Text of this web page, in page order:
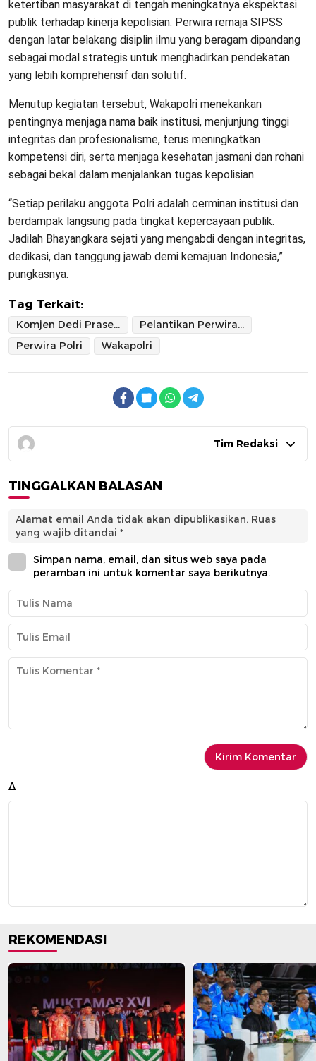
ketertiban masyarakat di tengah meningkatnya ekspektasi
publik terhadap kinerja kepolisian. Perwira remaja SIPSS
dengan latar belakang disiplin ilmu yang beragam dipandang
sebagai modal strategis untuk menghadirkan pendekatan
yang lebih komprehensif dan solutif.
Menutup kegiatan tersebut, Wakapolri menekankan
pentingnya menjaga nama baik institusi, menjunjung tinggi
integritas dan profesionalisme, terus meningkatkan
kompetensi diri, serta menjaga kesehatan jasmani dan rohani
sebagai bekal dalam menjalankan tugas kepolisian.
“Setiap perilaku anggota Polri adalah cerminan institusi dan
berdampak langsung pada tingkat kepercayaan publik.
Jadilah Bhayangkara sejati yang mengabdi dengan integritas,
dedikasi, dan tanggung jawab demi kemajuan Indonesia,”
pungkasnya.
Tag Terkait:
Komjen Dedi Prasetyo
Pelantikan Perwira Polri SIPSS Gelombang 2 2025
Perwira Polri
Wakapolri
Tim Redaksi
TINGGALKAN BALASAN
Alamat email Anda tidak akan dipublikasikan. Ruas
yang wajib ditandai *
Simpan nama, email, dan situs web saya pada
peramban ini untuk komentar saya berikutnya.
Δ
REKOMENDASI